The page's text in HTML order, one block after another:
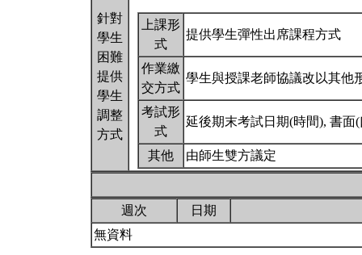
針對
學生
困難
提供
學生
調整
方式
上課形
式
提供學生彈性出席課程方式
作業繳
交方式
學生與授課老師協議改以其他
考試形
式
延後期末考試日期(時間), 書面
其他 由師生雙方議定
週次
日期
無資料